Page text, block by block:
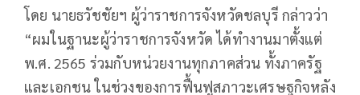
โดย นายธวัชชัยฯ ผู้ว่าราชการจังหวัดชลบุรี กล่าวว่า
“ผมในฐานะผู้ว่าราชการจังหวัด ได้ทำงานมาตั้งแต่
พ.ศ. 2565 ร่วมกับหน่วยงานทุกภาคส่วน ทั้งภาครัฐ
และเอกชน ในช่วงของการฟื้นฟูสภาวะเศรษฐกิจหลัง